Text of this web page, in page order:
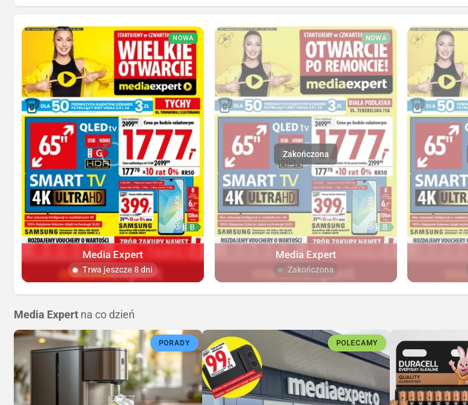
NOWA
Media Expert
Trwa jeszcze 8 dni
NOWA
Media Expert
Zakończona
Media Expert na co dzień
PORADY POLECAMY